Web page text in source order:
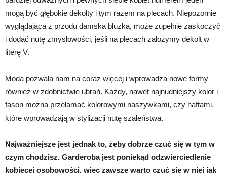
mogą być głębokie dekolty i tym razem na plecach. Niepozornie
wyglądająca z przodu damska bluzka, może zupełnie zaskoczyć
i dodać nutę zmysłowości, jeśli na plecach założymy dekolt w
literę V.
Moda pozwala nam na coraz więcej i wprowadza nowe formy
również w zdobnictwie ubrań. Każdy, nawet najnudniejszy kolor i
fason można przełamać kolorowymi naszywkami, czy haftami,
które wprowadzają w stylizacji nutę szaleństwa.
Najważniejsze jest jednak to, żeby dobrze czuć się w tym w
czym chodzisz. Garderoba jest poniekąd odzwierciedlenie
kobiecej osobowości, więc zawsze warto czuć się w niej jak